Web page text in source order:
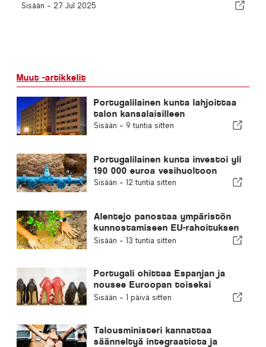
Sisään - 27 Jul 2025
Muut -artikkelit
Portugalilainen kunta lahjoittaa
talon kansalaisilleen
Sisään - 9 tuntia sitten
Portugalilainen kunta investoi yli
190 000 euroa vesihuoltoon
Sisään - 12 tuntia sitten
Alentejo panostaa ympäristön
kunnostamiseen EU-rahoituksen
avulla
Sisään - 13 tuntia sitten
Portugali ohittaa Espanjan ja
nousee Euroopan toiseksi
suurimmaksi jalkineiden
Sisään - 1 päivä sitten
Talousministeri kannattaa
säänneltyä integraatiota ja